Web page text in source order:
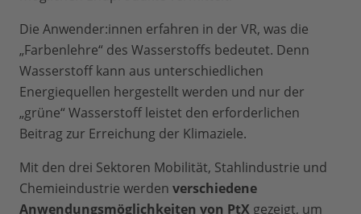
Die Anwender:innen erfahren in der VR, was die
„Farbenlehre“ des Wasserstoffs bedeutet. Denn
Wasserstoff kann aus unterschiedlichen
Energiequellen hergestellt werden und nur der
„grüne“ Wasserstoff leistet den erforderlichen
Beitrag zur Erreichung der Klimaziele.
Mit den drei Sektoren Mobilität, Stahlindustrie und
Chemieindustrie werden verschiedene
Anwendungsmöglichkeiten von PtX gezeigt, um